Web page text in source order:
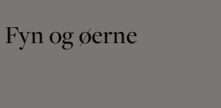
og øerne